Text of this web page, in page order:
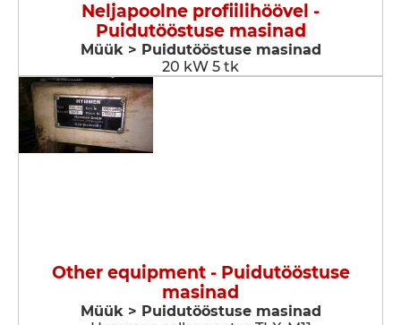
Neljapoolne profiilihöövel -
Puidutööstuse masinad
Müük > Puidutööstuse masinad
20 kW 5 tk
Other equipment - Puidutööstuse
masinad
Müük > Puidutööstuse masinad